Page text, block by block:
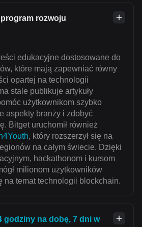
rozwoju
edukacyjne dostosowane do
które mają zapewniać równy
opartej na technologii
stale publikuje artykuły
użytkownikom szybko
aspekty branży i zdobyć
Bitget uruchomił również
, który rozszerzył się na
na całym świecie. Dzięki
hackathonom i kursom
milionom użytkowników
na temat technologii blockchain.
godziny na dobę, 7 dni w